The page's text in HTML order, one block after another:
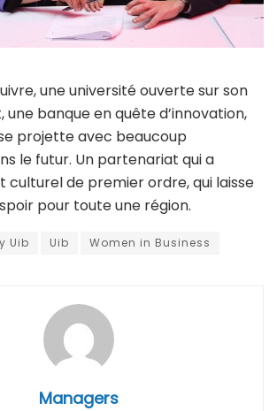
une université ouverte sur son
banque en quête d’innovation,
projette avec beaucoup
le futur. Un partenariat qui a
culturel de premier ordre, qui laisse
pour toute une région.
Uib Uib Women in Business
Managers